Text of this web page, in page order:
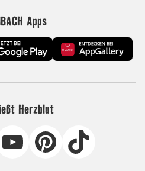
Apps
Herzblut